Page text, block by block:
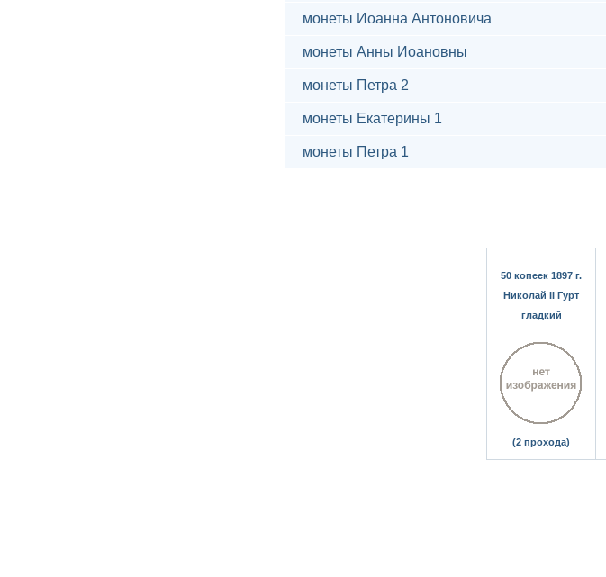
монеты Иоанна Антоновича
монеты Анны Иоановны
монеты Петра 2
монеты Екатерины 1
монеты Петра 1
50 копеек 1897 г.
Николай II Гурт
гладкий
(2 прохода)